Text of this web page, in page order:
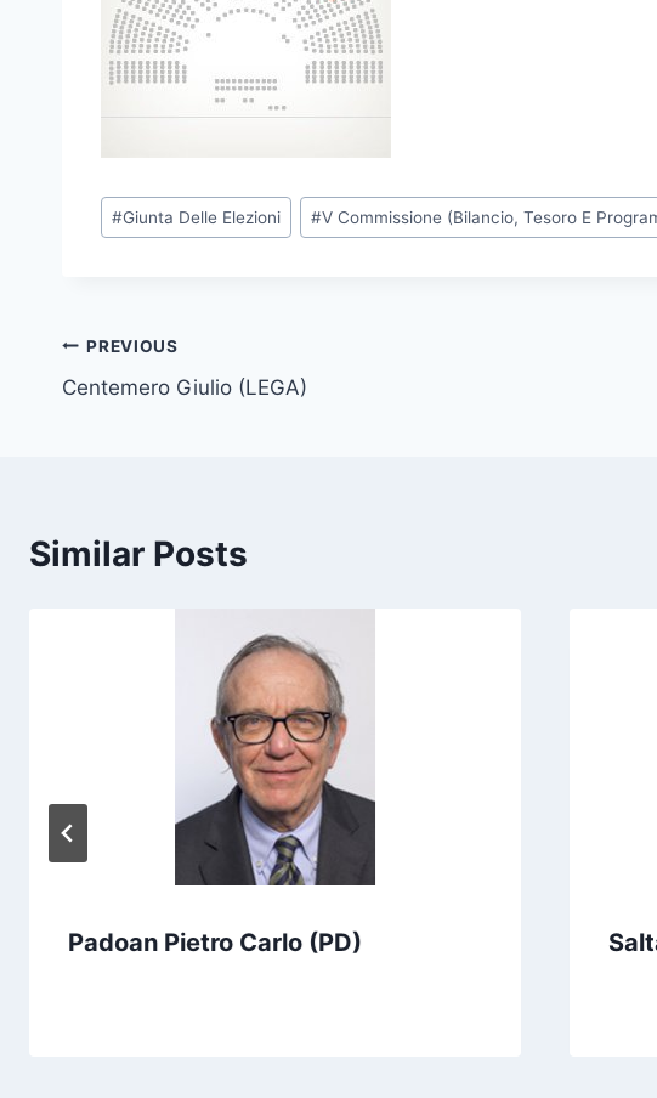
P
o
T
g
#Giunta Delle Elezioni #V Commissione (Bilancio, Tesoro E
Post
navigation
PREVIOUS
Centemero Giulio (LEGA)
Similar Posts
Padoan Pietro Carlo (PD)